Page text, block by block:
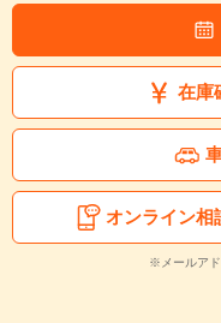
在庫
オンライン相
※メールアド